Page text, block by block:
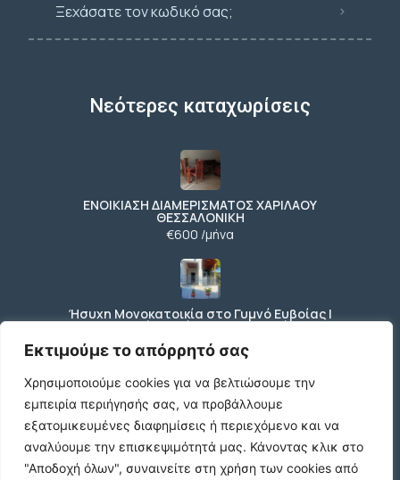
Εκτιμούμε το απόρρητό σας
Χρησιμοποιούμε cookies για να βελτιώσουμε την
εμπειρία περιήγησής σας, να προβάλλουμε
εξατομικευμένες διαφημίσεις ή περιεχόμενο και να
αναλύουμε την επισκεψιμότητά μας. Κάνοντας κλικ στο
"Αποδοχή όλων", συναινείτε στη χρήση των cookies από
Ξεχάσατε τον κωδικό σας;
Νεότερες καταχωρίσεις
ΕΝΟΙΚΙΑΣΗ ΔΙΑΜΕΡΙΣΜΑΤΟΣ ΧΑΡΙΛΑΟΥ
ΘΕΣΣΑΛΟΝΙΚΗ
€600 /μήνα
Ήσυχη Μονοκατοικία στο Γυμνό Ευβοίας |
Κοντά σε Θάλασσα & Βουνό
€52 /μήνα
ΕΝΟΙΚΙΑΣΗ ΔΙΑΜΕΡΙΣΜΑΤΟΣ ΧΑΡΙΛΑΟΥ
ΘΕΣΣΑΛΟΝΙΚΗ
€600 /μήνα